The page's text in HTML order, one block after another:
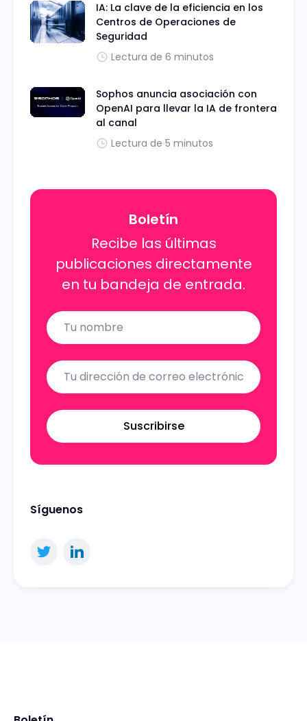
IA: La clave de la eficiencia en los
Centros de Operaciones de
Seguridad
Lectura de 6 minutos
Sophos anuncia asociación con
OpenAI para llevar la IA de frontera
al canal
Lectura de 5 minutos
Boletín
Recibe las últimas
publicaciones directamente
en tu bandeja de entrada.
Name
Email
Suscribirse
Síguenos